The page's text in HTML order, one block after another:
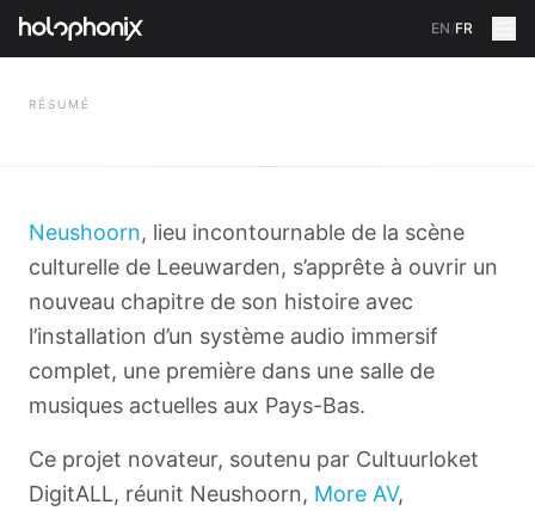
EN/FR
RETOUR
RÉSUMÉ
Neushoorn, lieu incontournable de la scène
culturelle de Leeuwarden, s’apprête à ouvrir un
nouveau chapitre de son histoire avec
l’installation d’un système audio immersif
complet, une première dans une salle de
musiques actuelles aux Pays-Bas.
Ce projet novateur, soutenu par Cultuurloket
DigitALL, réunit Neushoorn, More AV,